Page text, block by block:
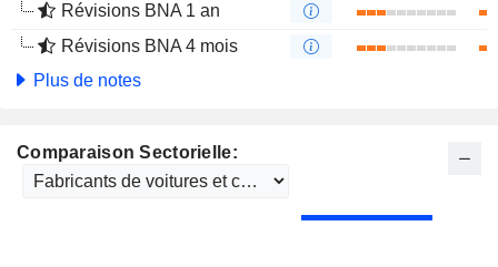
Révisions BNA 1 an
Révisions BNA 4 mois
Plus de notes
Comparaison Sectorielle: